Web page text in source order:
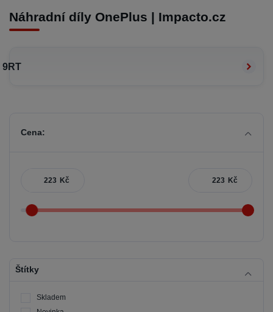
Náhradní díly OnePlus | Impacto.cz
9RT
Cena:
Kč Kč
Štítky
Skladem